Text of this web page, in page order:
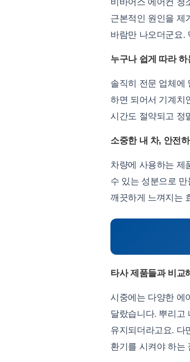
근본적인 원인을 제
바람만 나오더군요.
누구나 쉽게 따라
솔직히 전문 업체에
하면 되어서 기계치
시간도 절약되고 정
소중한 내 차, 안전
차량에 사용하는 제
수 있는 성분으로
깨끗하게 느껴지는
타사 제품들과 비교
시중에는 다양한 에
달랐습니다. 뿌리고
유지되더라고요. 다
환기를 시켜야 하는